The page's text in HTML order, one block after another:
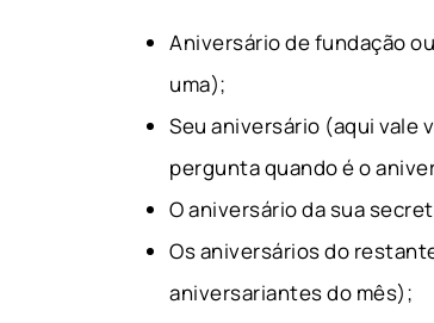
Aniversário de fundação
uma);
Seu aniversário (aqui vale
pergunta quando é o
O aniversário da sua
Os aniversários do
aniversariantes do mês);